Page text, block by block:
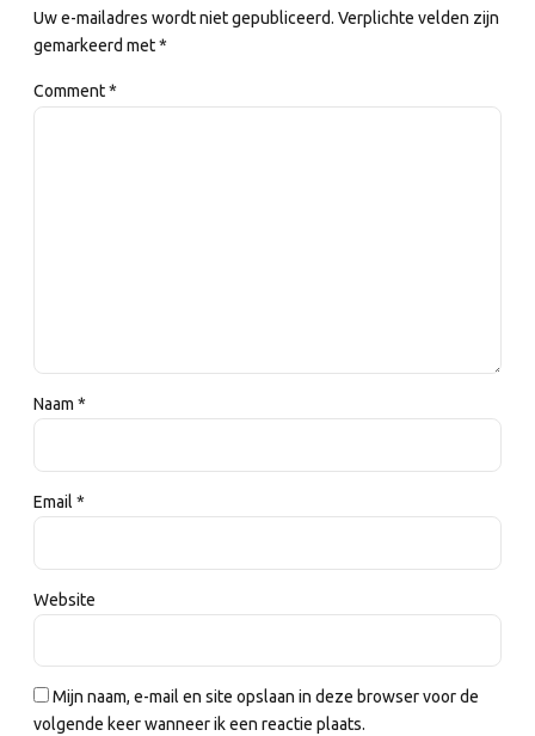
Uw e-mailadres wordt niet gepubliceerd. Verplichte velden zijn
gemarkeerd met *
Comment*
Naam *
Email *
Website
Mijn naam, e-mail en site opslaan in deze browser voor de
volgende keer wanneer ik een reactie plaats.